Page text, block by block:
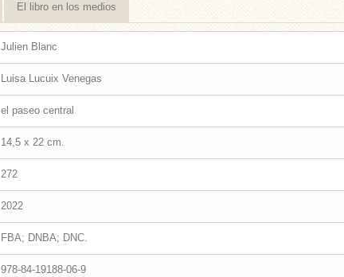
El libro en los medios
Julien Blanc
Luisa Lucuix Venegas
el paseo central
14,5 x 22 cm.
272
2022
FBA; DNBA; DNC.
978-84-19188-06-9